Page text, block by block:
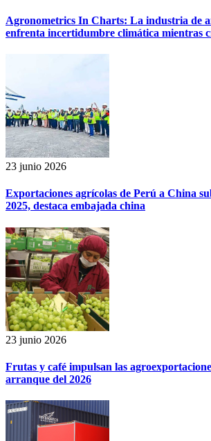
Agronometrics In Charts: La industria de
enfrenta incertidumbre climática mientras
23 junio 2026
Exportaciones agrícolas de Perú a China
2025, destaca embajada china
23 junio 2026
Frutas y café impulsan las
arranque del 2026